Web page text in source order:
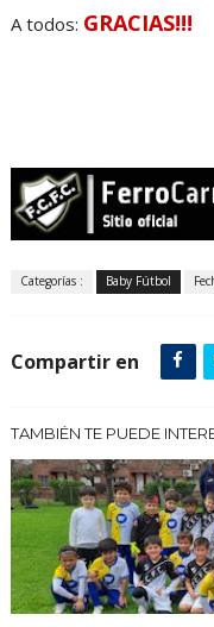
A todos: GRACIAS!!!
Categorías : Baby Fútbol
Compartir en
TAMBIÉN TE PUEDE